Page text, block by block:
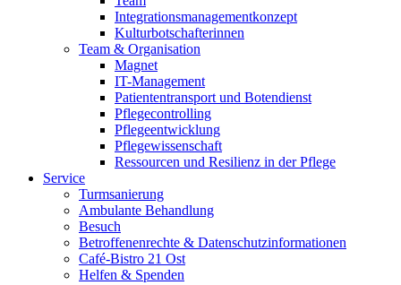
Integrationsmanagementkonzept
Kulturbotschafterinnen
Team & Organisation
Magnet
IT-Management
Patiententransport und Botendienst
Pflegecontrolling
Pflegeentwicklung
Pflegewissenschaft
Ressourcen und Resilienz in der Pflege
Service
Turmsanierung
Ambulante Behandlung
Besuch
Betroffenenrechte & Datenschutzinformationen
Café-Bistro 21 Ost
Helfen & Spenden